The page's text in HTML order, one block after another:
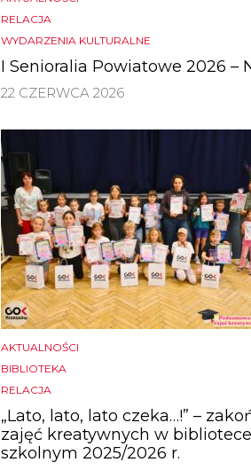
RELACJA
WYDARZENIA KULTURALNE
I Senioralia Powiatowe 2026 –
22 CZERWCA 2026
AKTUALNOŚCI
BIBLIOTEKA
RELACJA
„Lato, lato, lato czeka…!” –
zajęć kreatywnych w
szkolnym 2025/2026 r.